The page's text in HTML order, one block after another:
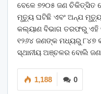
ବେଳେ ୭୨୦୫ ଜଣ ଚିକିତ୍ସିତ
ମୃତ୍ୟୁ ଘଟିଛି ଏବଂ ଅନ୍ଯ
କଲ୍ୟାଣ ବିଭାଗ ତରଫରୁ ଏହି
୧୨୬୪ ଜଣଙ୍କ ମଧ୍ୟରୁ ୮୪୭
ସ୍ଥାନୀୟ ଅଞ୍ଚଳର ବୋଲି
0
1,188